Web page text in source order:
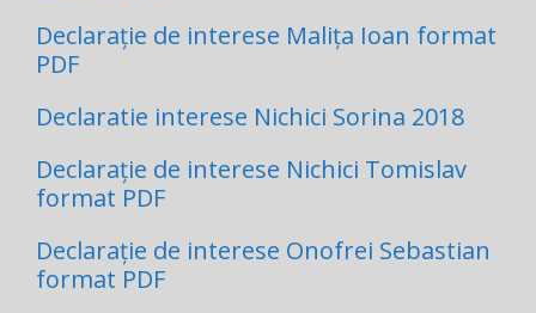
Declarație de interese Malița Ioan format
PDF
Declaratie interese Nichici Sorina 2018
Declarație de interese Nichici Tomislav
format PDF
Declarație de interese Onofrei Sebastian
format PDF